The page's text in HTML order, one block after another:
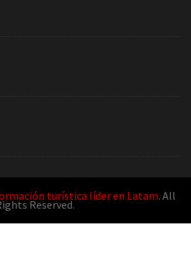
turística líder en Latam. All
Reserved.